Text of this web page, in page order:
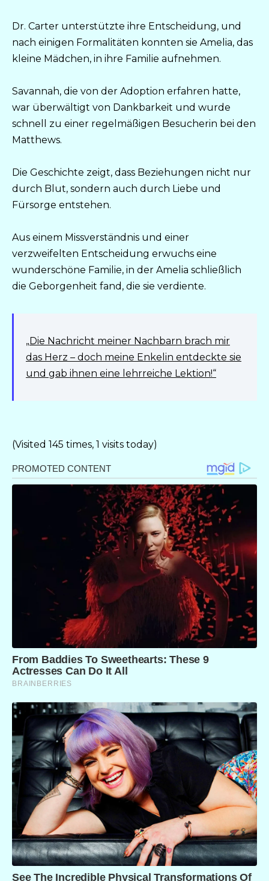
Dr. Carter unterstützte ihre Entscheidung, und
nach einigen Formalitäten konnten sie Amelia, das
kleine Mädchen, in ihre Familie aufnehmen.
Savannah, die von der Adoption erfahren hatte,
war überwältigt von Dankbarkeit und wurde
schnell zu einer regelmäßigen Besucherin bei den
Matthews.
Die Geschichte zeigt, dass Beziehungen nicht nur
durch Blut, sondern auch durch Liebe und
Fürsorge entstehen.
Aus einem Missverständnis und einer
verzweifelten Entscheidung erwuchs eine
wunderschöne Familie, in der Amelia schließlich
die Geborgenheit fand, die sie verdiente.
„Die Nachricht meiner Nachbarn brach mir
das Herz – doch meine Enkelin entdeckte sie
und gab ihnen eine lehrreiche Lektion!“
(Visited 145 times, 1 visits today)